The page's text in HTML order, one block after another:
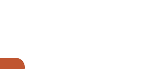
für Wiederverkäufer Menge